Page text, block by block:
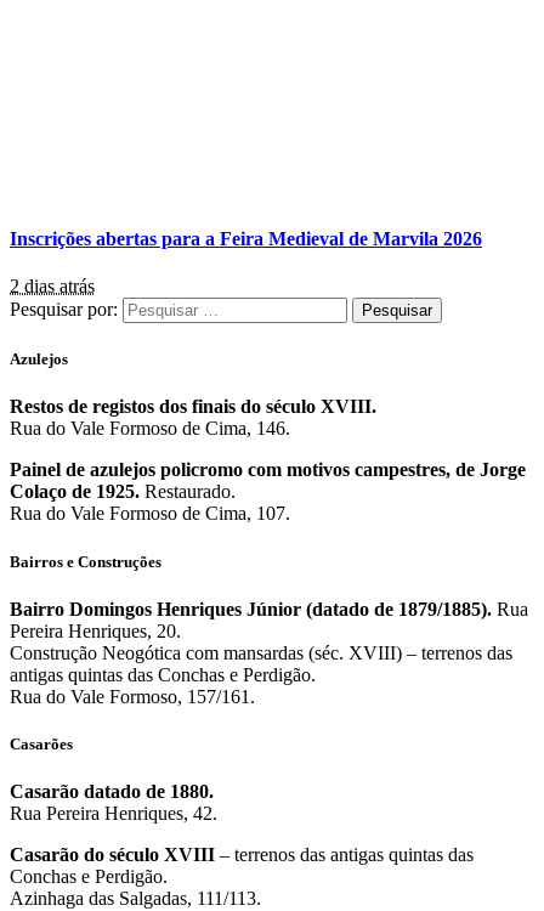
Inscrições abertas para a Feira Medieval de Marvila 2026
2 dias atrás
Pesquisar por:
Azulejos
Restos de registos dos finais do século XVIII.
Rua do Vale Formoso de Cima, 146.
Painel de azulejos policromo com motivos campestres, de Jorge
Colaço de 1925. Restaurado.
Rua do Vale Formoso de Cima, 107.
Bairros e Construções
Bairro Domingos Henriques Júnior (datado de 1879/1885). Rua
Pereira Henriques, 20.
Construção Neogótica com mansardas (séc. XVIII) – terrenos das
antigas quintas das Conchas e Perdigão.
Rua do Vale Formoso, 157/161.
Casarões
Casarão datado de 1880.
Rua Pereira Henriques, 42.
Casarão do século XVIII – terrenos das antigas quintas das
Conchas e Perdigão.
Azinhaga das Salgadas, 111/113.